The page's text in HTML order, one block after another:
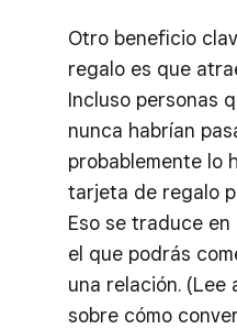
Otro beneficio
regalo es que
Incluso personas
nunca habrían
probablemente lo
tarjeta de regalo
Eso se traduce
el que podrás
una relación. (Lee
sobre cómo